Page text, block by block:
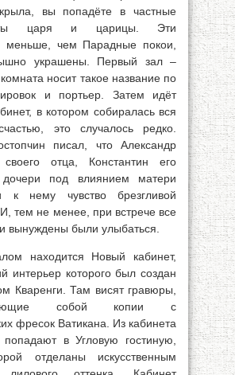
вы попадёте в частные
царя и царицы. Эти
меньше, чем Парадные покои,
украшены. Первый зал –
носит такое название по
и портьер. Затем идёт
в котором собиралась вся
это случалось редко.
писал, что Александр
своего отца, Константин его
под влиянием матери
к нему чувство брезгливой
тем не менее, при встрече все
вынуждены были улыбаться.
находится Новый кабинет,
интерьер которого был создан
Кваренги. Там висят гравюры,
собой копии с
фресок Ватикана. Из кабинета
попадают в Угловую гостиную,
отделаны искусственным